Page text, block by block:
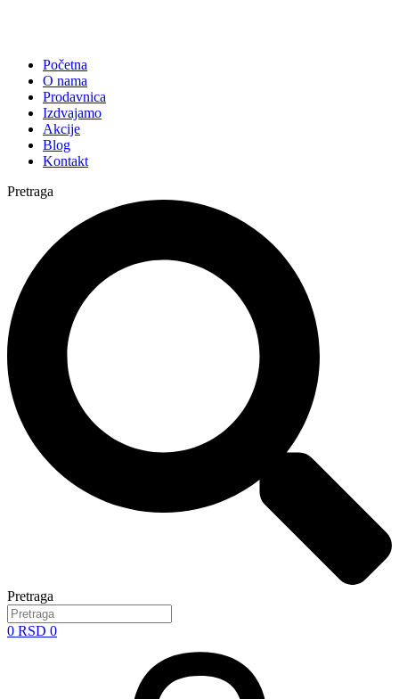
Početna
O nama
Prodavnica
Izdvajamo
Akcije
Blog
Kontakt
Pretraga
Pretraga
0 RSD 0